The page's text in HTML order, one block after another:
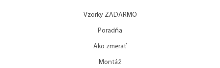
Vzorky ZADARMO
Poradňa
Ako zmerať
Montáž